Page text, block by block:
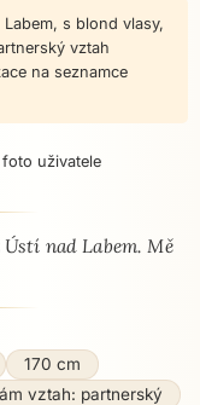
s blond vlasy,
vztah
na seznamce
nad Labem. Mě
170 cm
vztah: partnerský